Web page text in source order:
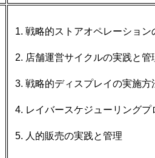
戦略的ストアオペレーション
店舗運営サイクルの実践と管
戦略的ディスプレイの実施方
レイバースケジューリング
人的販売の実践と管理